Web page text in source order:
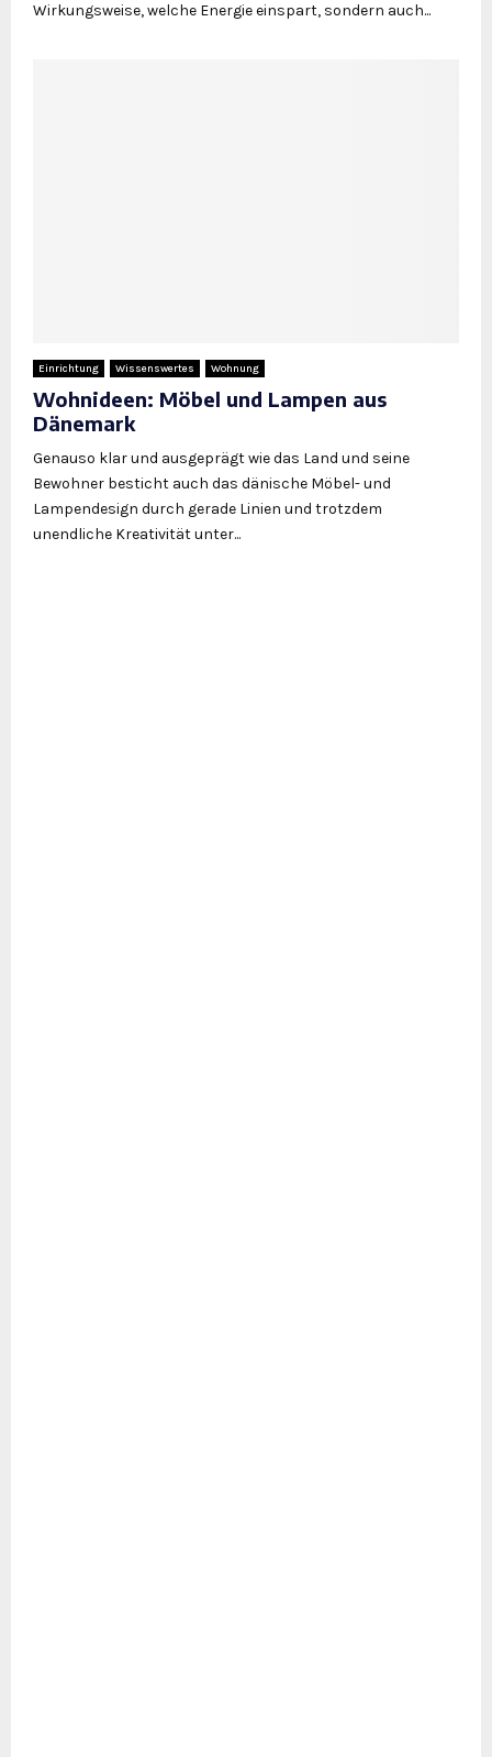
Wirkungsweise, welche Energie einspart, sondern auch...
Einrichtung Wissenswertes Wohnung
Wohnideen: Möbel und Lampen aus
Dänemark
Genauso klar und ausgeprägt wie das Land und seine
Bewohner besticht auch das dänische Möbel- und
Lampendesign durch gerade Linien und trotzdem
unendliche Kreativität unter...